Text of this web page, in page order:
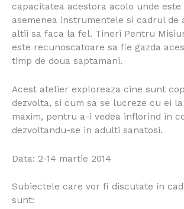
capacitatea acestora acolo unde este
asemenea instrumentele si cadrul de
altii sa faca la fel. Tineri Pentru
este recunoscatoare sa fie gazda
timp de doua saptamani.
Acest atelier exploreaza cine sunt
dezvolta, si cum sa se lucreze cu ei
maxim, pentru a-i vedea inflorind in
dezvoltandu-se in adulti sanatosi.
Data: 2-14 martie 2014
Subiectele care vor fi discutate in
sunt: